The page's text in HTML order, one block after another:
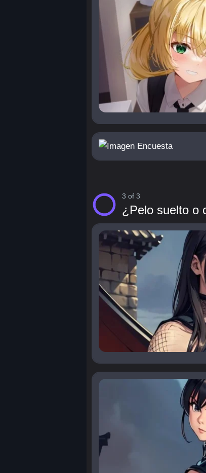
3 of 3
¿Pelo suelto o